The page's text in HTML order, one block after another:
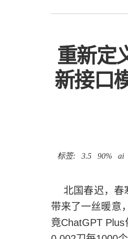
重新定
新接口
标签: 3.5 90% ai
北国春迟，春
带来了一丝暖意
竟ChatGPT